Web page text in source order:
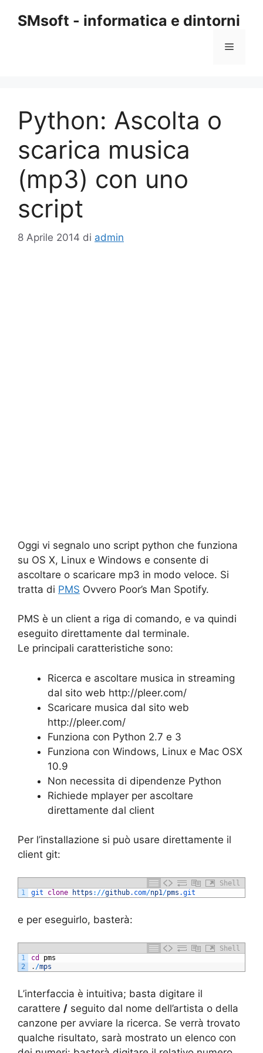
SMsoft - informatica e dintorni
Menu
Python: Ascolta o
scarica musica
(mp3) con uno
script
8 Aprile 2014 di admin
Oggi vi segnalo uno script python che funziona
su OS X, Linux e Windows e consente di
ascoltare o scaricare mp3 in modo veloce. Si
tratta di PMS Ovvero Poor’s Man Spotify.
PMS è un client a riga di comando, e va quindi
eseguito direttamente dal terminale.
Le principali caratteristiche sono:
Ricerca e ascoltare musica in streaming
dal sito web http://pleer.com/
Scaricare musica dal sito web
http://pleer.com/
Funziona con Python 2.7 e 3
Funziona con Windows, Linux e Mac OSX
10.9
Non necessita di dipendenze Python
Richiede mplayer per ascoltare
direttamente dal client
Per l’installazione si può usare direttamente il
client git:
Shell
1
git clone https : //github.com/np1 /pms .git
e per eseguirlo, basterà:
Shell
1
2
cd
pms
. /mps
L’interfaccia è intuitiva; basta digitare il
carattere / seguito dal nome dell’artista o della
canzone per avviare la ricerca. Se verrà trovato
qualche risultato, sarà mostrato un elenco con